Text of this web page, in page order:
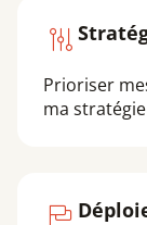
Prioriser
ma stratégie